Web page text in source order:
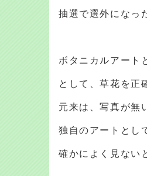
抽選で選外になっ
ボタニカルアート
として、草花を正
元来は、写真が無
独自のアートとし
確かによく見ない